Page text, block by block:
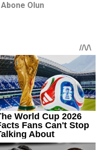
Olun